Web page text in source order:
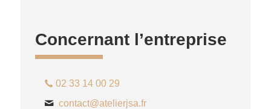
Concernant l’entreprise
02 33 14 00 29
contact@atelierjsa.fr